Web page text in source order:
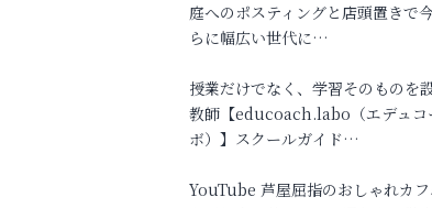
庭へのポスティングと店頭置きで
らに幅広い世代に…
授業だけでなく、学習そのものを
教師【educoach.labo（エデュコ
ボ）】スクールガイド…
YouTube 芦屋屈指のおしゃれカ